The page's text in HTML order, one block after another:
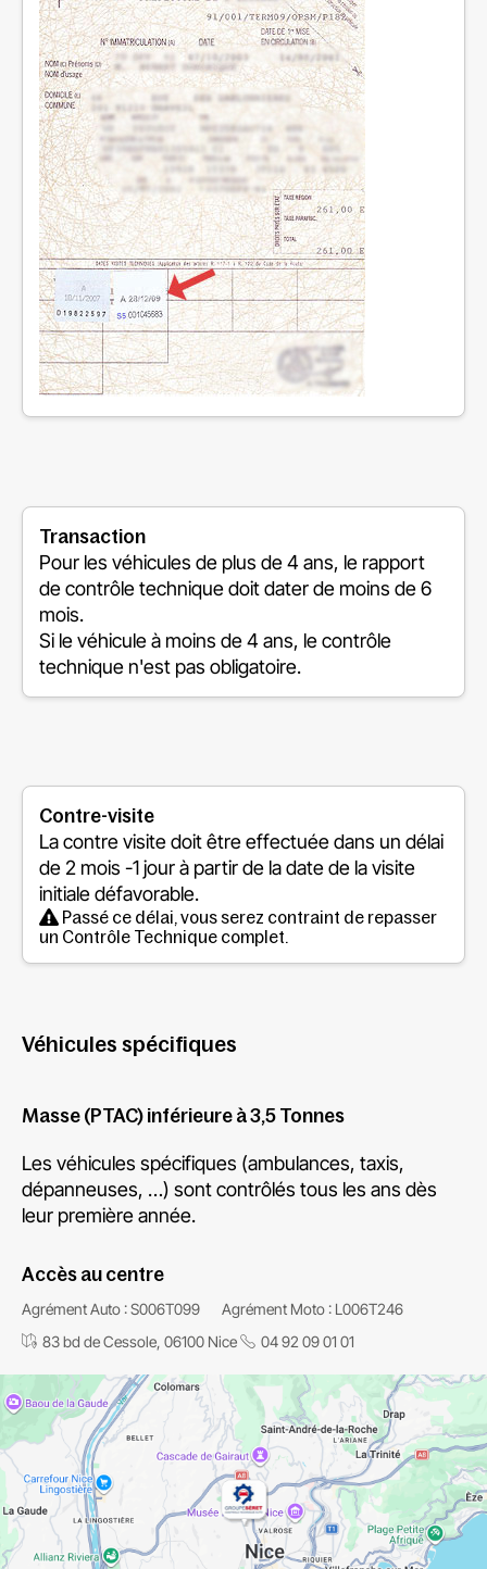
Transaction
Pour les véhicules de plus de 4 ans, le rapport
de contrôle technique doit dater de moins de 6
mois.
Si le véhicule à moins de 4 ans, le contrôle
technique n'est pas obligatoire.
Contre-visite
La contre visite doit être effectuée dans un délai
de 2 mois -1 jourà partir de la date de la visite
initiale défavorable.
Passé ce délai, vous serez contraint de repasser
un Contrôle Technique complet.
Véhicules spécifiques
Masse (PTAC) inférieure à 3,5 Tonnes
Les véhicules spécifiques (ambulances, taxis,
dépanneuses, …) sont contrôlés tous les ans dès
leur première année.
Accès au centre
Agrément Auto : S006T099
Agrément Moto : L006T246
83 bd de Cessole, 06100 Nice
04 92 09 01 01